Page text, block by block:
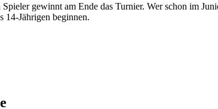
gewinnt am Ende das Turnier. Wer schon im
14-Jährigen beginnen.